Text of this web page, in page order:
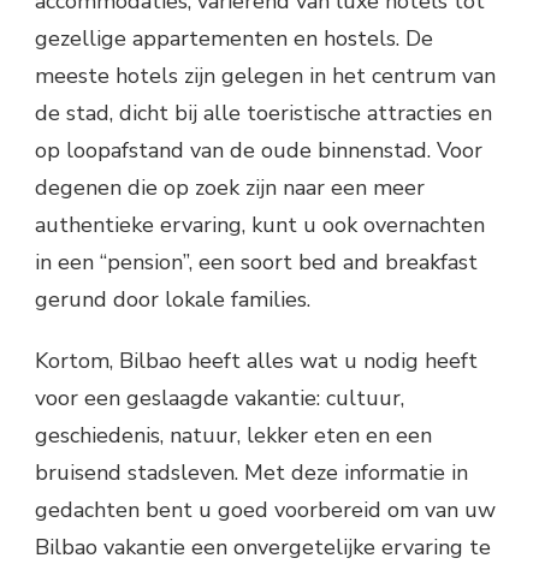
gezellige appartementen en hostels. De
meeste hotels zijn gelegen in het centrum van
de stad, dicht bij alle toeristische attracties en
op loopafstand van de oude binnenstad. Voor
degenen die op zoek zijn naar een meer
authentieke ervaring, kunt u ook overnachten
in een “pension”, een soort bed and breakfast
gerund door lokale families.
Kortom, Bilbao heeft alles wat u nodig heeft
voor een geslaagde vakantie: cultuur,
geschiedenis, natuur, lekker eten en een
bruisend stadsleven. Met deze informatie in
gedachten bent u goed voorbereid om van uw
Bilbao vakantie een onvergetelijke ervaring te